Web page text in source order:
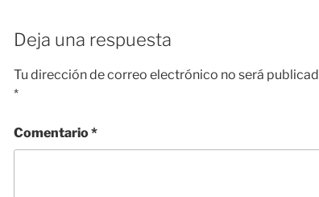
Deja una respuesta
Tu dirección de correo electrónico no será
*
Comentario*